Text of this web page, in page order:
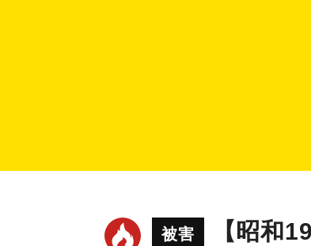
被害 【昭和